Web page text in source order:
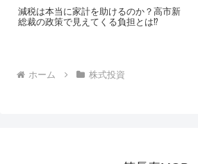
減税は本当に家計を助けるのか？高市新
総裁の政策で見えてくる負担とは⁉
ホーム 株式投資